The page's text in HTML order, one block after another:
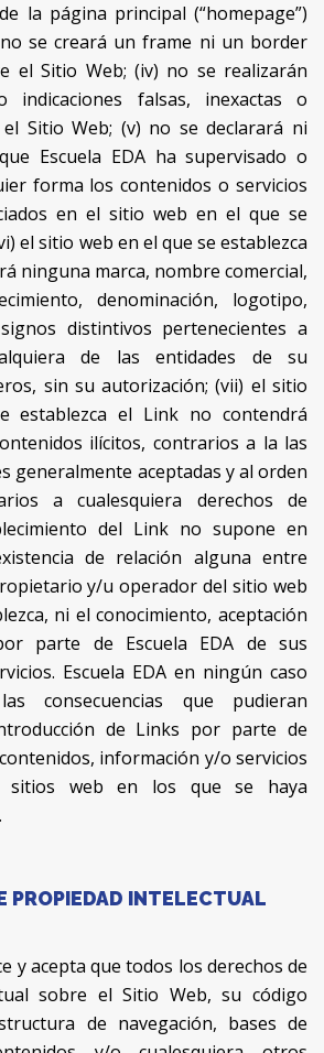
la página principal (“homepage”)
se creará un frame ni un border
el Sitio Web; (iv) no se realizarán
indicaciones falsas, inexactas o
Sitio Web; (v) no se declarará ni
Escuela EDA ha supervisado o
forma los contenidos o servicios
en el sitio web en el que se
el sitio web en el que se establezca
ninguna marca, nombre comercial,
denominación, logotipo,
distintivos pertenecientes a
de las entidades de su
sin su autorización; (vii) el sitio
establezca el Link no contendrá
ilícitos, contrarios a la las
generalmente aceptadas y al orden
a cualesquiera derechos de
del Link no supone en
de relación alguna entre
y/u operador del sitio web
ni el conocimiento, aceptación
parte de Escuela EDA de sus
Escuela EDA en ningún caso
consecuencias que pudieran
de Links por parte de
información y/o servicios
sitios web en los que se haya
PROPIEDAD INTELECTUAL
y acepta que todos los derechos de
sobre el Sitio Web, su código
de navegación, bases de